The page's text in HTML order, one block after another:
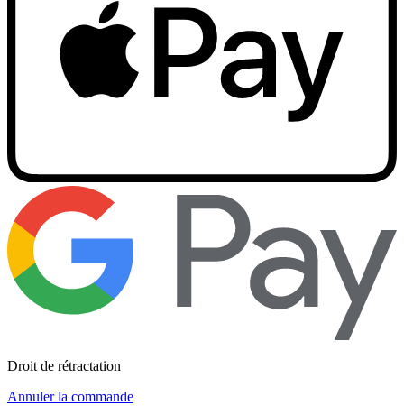
Droit de rétractation
Annuler la commande